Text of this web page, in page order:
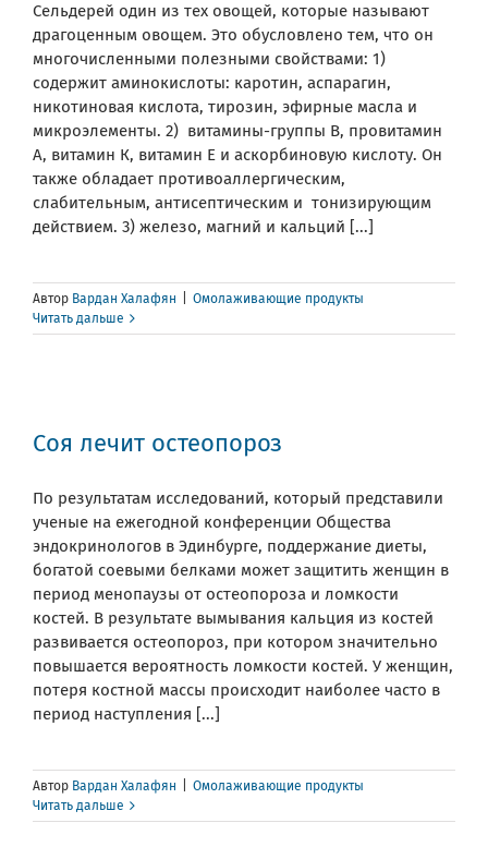
Сельдерей один из тех овощей, которые называют
драгоценным овощем. Это обусловлено тем, что он
многочисленными полезными свойствами: 1)
содержит аминокислоты: каротин, аспарагин,
никотиновая кислота, тирозин, эфирные масла и
микроэлементы. 2) витамины-группы В, провитамин
А, витамин К, витамин Е и аскорбиновую кислоту. Он
также обладает противоаллергическим,
слабительным, антисептическим и тонизирующим
действием. 3) железо, магний и кальций [...]
Автор Вардан Халафян
Омолаживающие продукты
Читать дальше
Соя лечит остеопороз
По результатам исследований, который представили
ученые на ежегодной конференции Общества
эндокринологов в Эдинбурге, поддержание диеты,
богатой соевыми белками может защитить женщин в
период менопаузы от остеопороза и ломкости
костей. В результате вымывания кальция из костей
развивается остеопороз, при котором значительно
повышается вероятность ломкости костей. У женщин,
потеря костной массы происходит наиболее часто в
период наступления [...]
Автор Вардан Халафян
Омолаживающие продукты
Читать дальше